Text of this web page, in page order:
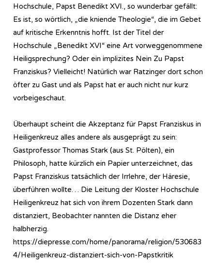
Hochschule, Papst Benedikt XVI., so wunderbar gefällt:
Es ist, so wörtlich, „die kniende Theologie“, die im Gebet
auf kritische Erkenntnis hofft. Ist der Titel der
Hochschule „Benedikt XVI“ eine Art vorweggenommene
Heiligsprechung? Oder ein implizites Nein Zu Papst
Franziskus? Vielleicht! Natürlich war Ratzinger dort schon
öfter zu Gast und als Papst hat er auch nicht nur kurz
vorbeigeschaut.
Überhaupt scheint die Akzeptanz für Papst Franziskus in
Heiligenkreuz alles andere als ausgeprägt zu sein:
Gastprofessor Thomas Stark (aus St. Pölten), ein
Philosoph, hatte kürzlich ein Papier unterzeichnet, das
Papst Franziskus tatsächlich der Irrlehre, der Häresie,
überführen wollte… Die Leitung der Kloster Hochschule
Heiligenkreuz hat sich von ihrem Dozenten Stark dann
distanziert, Beobachter nannten die Distanz eher
halbherzig.
https://diepresse.com/home/panorama/religion/530683
4/Heiligenkreuz-distanziert-sich-von-Papstkritik